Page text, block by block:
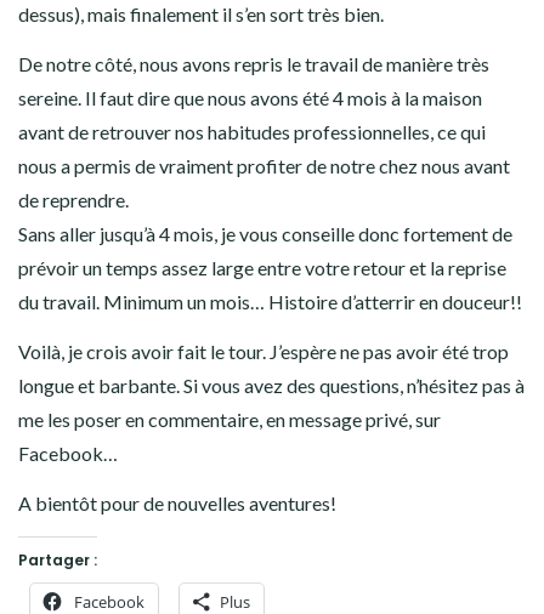
dessus), mais finalement il s’en sort très bien.
De notre côté, nous avons repris le travail de manière très
sereine. Il faut dire que nous avons été 4 mois à la maison
avant de retrouver nos habitudes professionnelles, ce qui
nous a permis de vraiment profiter de notre chez nous avant
de reprendre.
Sans aller jusqu’à 4 mois, je vous conseille donc fortement de
prévoir un temps assez large entre votre retour et la reprise
du travail. Minimum un mois… Histoire d’atterrir en douceur!!
Voilà, je crois avoir fait le tour. J’espère ne pas avoir été trop
longue et barbante. Si vous avez des questions, n’hésitez pas à
me les poser en commentaire, en message privé, sur
Facebook…
A bientôt pour de nouvelles aventures!
Partager :
Facebook Plus